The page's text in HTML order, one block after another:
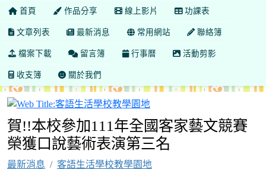
首頁 作品分享 線上影片 功課表
文章列表 最新消息 常用網站 聯絡簿
檔案下載 留言簿 行事曆 活動剪影
收支簿 關於我們
賀!!本校參加111年全國客家藝文競賽
榮獲口說藝術表演第三名
最新消息
客語生活學校教學園地